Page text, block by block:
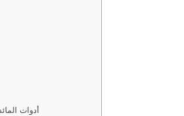
أدوات